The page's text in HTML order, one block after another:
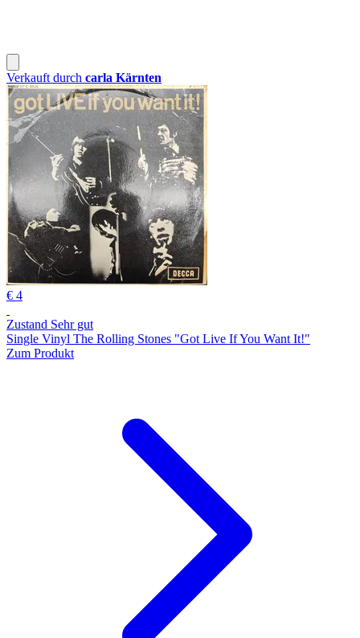
Verkauft durch carla Kärnten
€ 4
Zustand Sehr gut
Single Vinyl The Rolling Stones "Got Live If You Want It!"
Zum Produkt